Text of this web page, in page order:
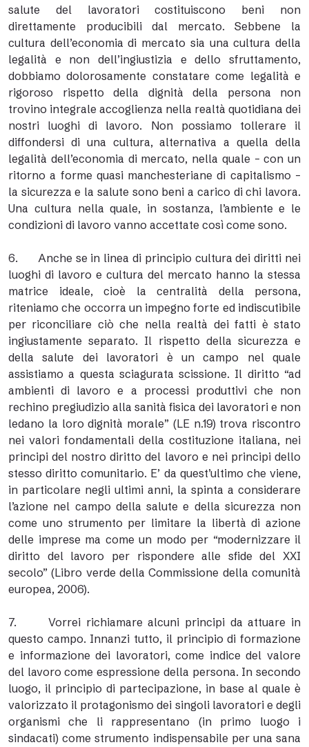
salute del lavoratori costituiscono beni non
direttamente producibili dal mercato. Sebbene la
cultura dell’economia di mercato sia una cultura della
legalità e non dell’ingiustizia e dello sfruttamento,
dobbiamo dolorosamente constatare come legalità e
rigoroso rispetto della dignità della persona non
trovino integrale accoglienza nella realtà quotidiana dei
nostri luoghi di lavoro. Non possiamo tollerare il
diffondersi di una cultura, alternativa a quella della
legalità dell’economia di mercato, nella quale – con un
ritorno a forme quasi manchesteriane di capitalismo –
la sicurezza e la salute sono beni a carico di chi lavora.
Una cultura nella quale, in sostanza, l’ambiente e le
condizioni di lavoro vanno accettate così come sono.
6. Anche se in linea di principio cultura dei diritti nei
luoghi di lavoro e cultura del mercato hanno la stessa
matrice ideale, cioè la centralità della persona,
riteniamo che occorra un impegno forte ed indiscutibile
per riconciliare ciò che nella realtà dei fatti è stato
ingiustamente separato. Il rispetto della sicurezza e
della salute dei lavoratori è un campo nel quale
assistiamo a questa sciagurata scissione. Il diritto “ad
ambienti di lavoro e a processi produttivi che non
rechino pregiudizio alla sanità fisica dei lavoratori e non
ledano la loro dignità morale” (LE n.19) trova riscontro
nei valori fondamentali della costituzione italiana, nei
principi del nostro diritto del lavoro e nei principi dello
stesso diritto comunitario. E’ da quest’ultimo che viene,
in particolare negli ultimi anni, la spinta a considerare
l’azione nel campo della salute e della sicurezza non
come uno strumento per limitare la libertà di azione
delle imprese ma come un modo per “modernizzare il
diritto del lavoro per rispondere alle sfide del XXI
secolo” (Libro verde della Commissione della comunità
europea, 2006).
7. Vorrei richiamare alcuni principi da attuare in
questo campo. Innanzi tutto, il principio di formazione
e informazione dei lavoratori, come indice del valore
del lavoro come espressione della persona. In secondo
luogo, il principio di partecipazione, in base al quale è
valorizzato il protagonismo dei singoli lavoratori e degli
organismi che li rappresentano (in primo luogo i
sindacati) come strumento indispensabile per una sana